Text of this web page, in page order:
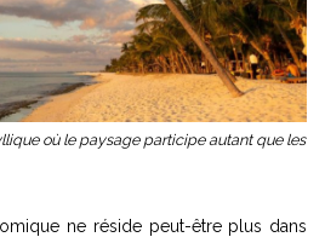
où le paysage participe autant que les
ne réside peut-être plus dans